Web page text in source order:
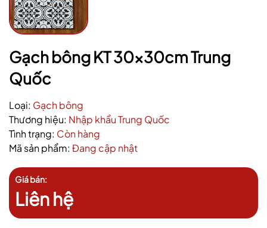
Gạch bông KT 30x30cm Trung
Quốc
Loại: Gạch bông
Thương hiệu: Nhập khẩu Trung Quốc
Tình trạng: Còn hàng
Mã sản phẩm: Đang cập nhật
Giá bán:
Liên hệ